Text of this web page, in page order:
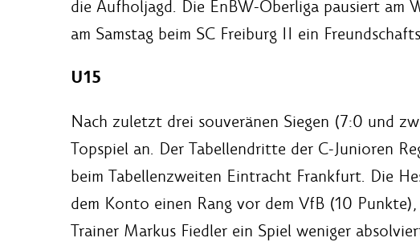
die Aufholjagd. Die EnBW-Oberliga pausiert am
am Samstag beim SC Freiburg II ein
U15
Nach zuletzt drei souveränen Siegen (7:0 und
Topspiel an. Der Tabellendritte der C-Junioren
beim Tabellenzweiten Eintracht Frankfurt. Die
dem Konto einen Rang vor dem VfB (10
Trainer Markus Fiedler ein Spiel weniger